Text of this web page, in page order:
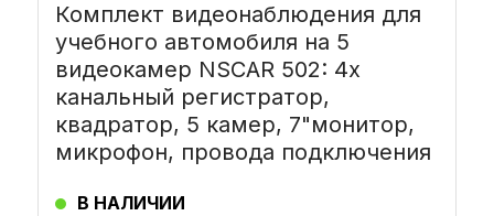
Комплект видеонаблюдения для
учебного автомобиля на 5
видеокамер NSCAR 502: 4х
канальный регистратор,
квадратор, 5 камер, 7"монитор,
микрофон, провода подключения
В НАЛИЧИИ